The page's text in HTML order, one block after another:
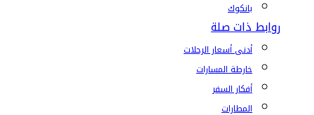
بانكوك
روابط ذات صلة
أدنى أسعار الرحلات
خارطة المسارات
أفكار السفر
المطارات